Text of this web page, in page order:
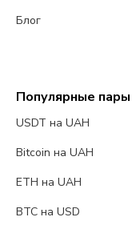
Блог
Популярные пары
USDT на UAH
Bitcoin на UAH
ETH на UAH
BTC на USD